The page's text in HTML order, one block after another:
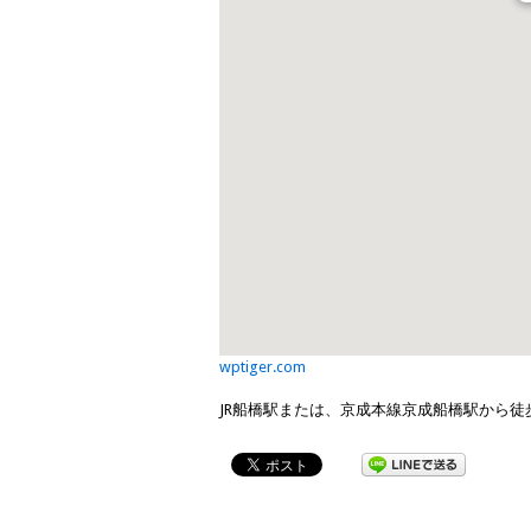
wptiger.com
JR船橋駅または、京成本線京成船橋駅から徒